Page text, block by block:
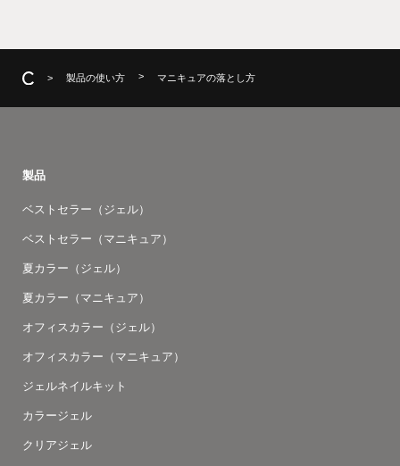
製品の使い方 マニキュアの落とし方
製品
ベストセラー（ジェル）
ベストセラー（マニキュア）
夏カラー（ジェル）
夏カラー（マニキュア）
オフィスカラー（ジェル）
オフィスカラー（マニキュア）
ジェルネイルキット
カラージェル
クリアジェル